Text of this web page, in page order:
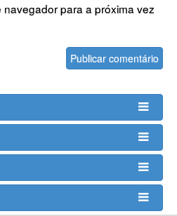
para a próxima vez